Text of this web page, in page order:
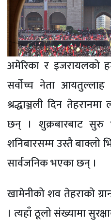
अमेरिका र इजरायलको
सर्वोच्च नेता
श्रद्धाञ्जली दिन
छन् । शुक्रबारबाट सुरु
शनिबारसम्म उस्तै बाक्लो
सार्वजनिक भएका छन् ।
खामेनीको शव तेहराको
। त्यहाँ ठूलो संख्यामा